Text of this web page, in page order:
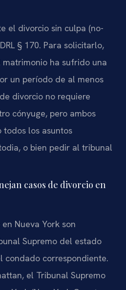
el divorcio sin culpa (no-
§ 170. Para solicitarlo,
ha sufrido una
un período de al menos
divorcio no requiere
cónyuge, pero ambos
los asuntos
o bien pedir al tribunal
casos de divorcio en
Nueva York son
Supremo del estado
condado correspondiente.
el Tribunal Supremo